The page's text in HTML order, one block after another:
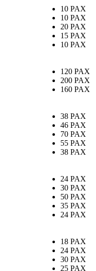
10 PAX
10 PAX
20 PAX
15 PAX
10 PAX
120 PAX
200 PAX
160 PAX
38 PAX
46 PAX
70 PAX
55 PAX
38 PAX
24 PAX
30 PAX
50 PAX
35 PAX
24 PAX
18 PAX
24 PAX
30 PAX
25 PAX